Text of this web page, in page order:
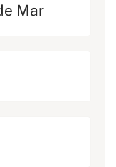
Mar